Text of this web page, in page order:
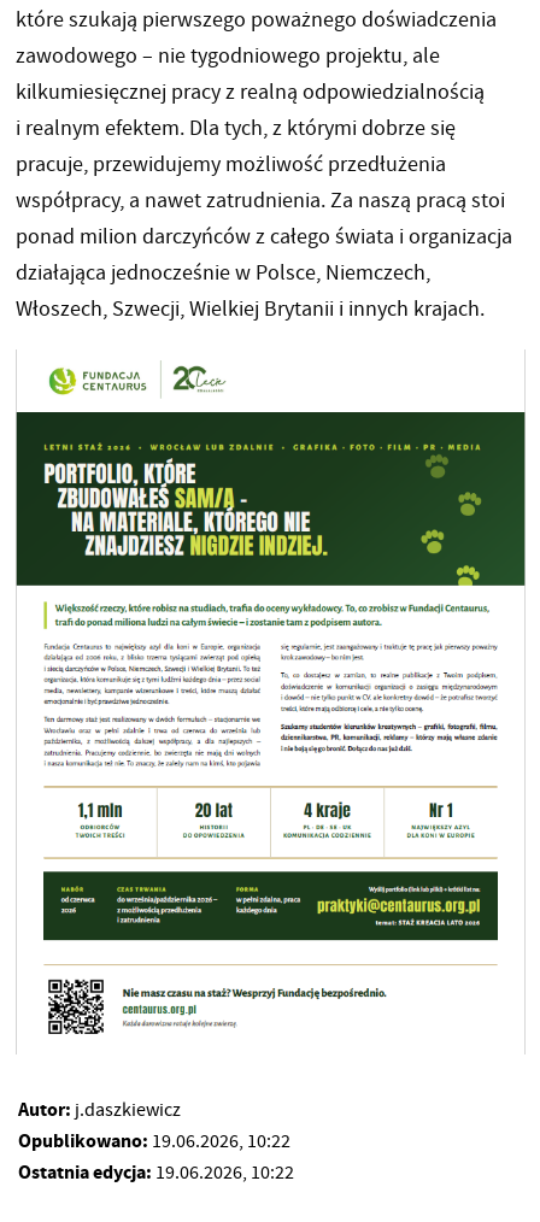
które szukają pierwszego poważnego doświadczenia
zawodowego – nie tygodniowego projektu, ale
kilkumiesięcznej pracy z realną odpowiedzialnością
i realnym efektem. Dla tych, z którymi dobrze się
pracuje, przewidujemy możliwość przedłużenia
współpracy, a nawet zatrudnienia. Za naszą pracą stoi
ponad milion darczyńców z całego świata i organizacja
działająca jednocześnie w Polsce, Niemczech,
Włoszech, Szwecji, Wielkiej Brytanii i innych krajach.
Autor: j.daszkiewicz
Opublikowano: 19.06.2026, 10:22
Ostatnia edycja: 19.06.2026, 10:22